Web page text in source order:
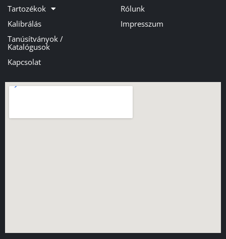
Tartozékok
Kalibrálás
Tanúsítványok /
Katalógusok
Kapcsolat
Rólunk
Impresszum